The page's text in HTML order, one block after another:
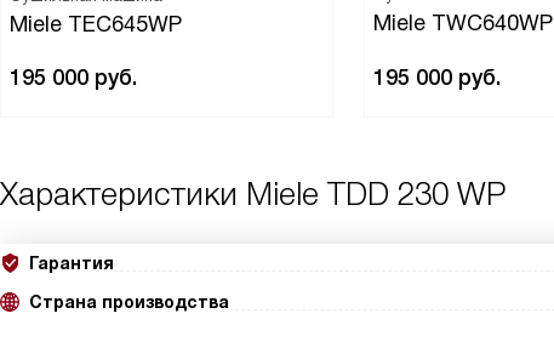
Miele TEC645WP
195 000 руб.
Miele TWC640WP
195 000 руб.
Характеристики Miele TDD 230 WP
Гарантия
Страна производства